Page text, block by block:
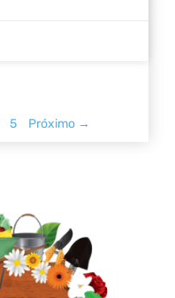
5 Próximo →